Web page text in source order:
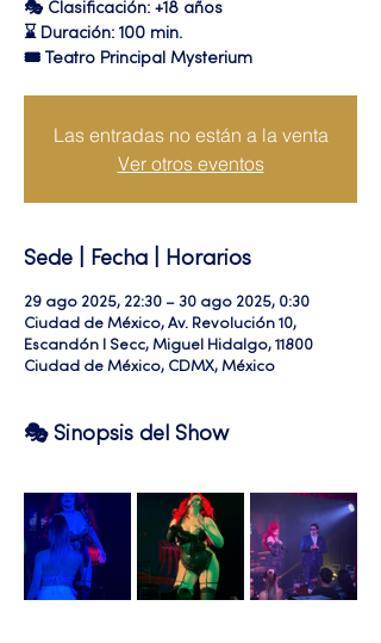
🎭 Clasificación: +18 años
⌛ Duración: 100 min.
🎟 Teatro Principal Mysterium
Las entradas no están a la venta
Ver otros eventos
Sede | Fecha | Horarios
29 ago 2025, 22:30 – 30 ago 2025, 0:30
Ciudad de México, Av. Revolución 10,
Escandón I Secc, Miguel Hidalgo, 11800
Ciudad de México, CDMX, México
🎭 Sinopsis del Show